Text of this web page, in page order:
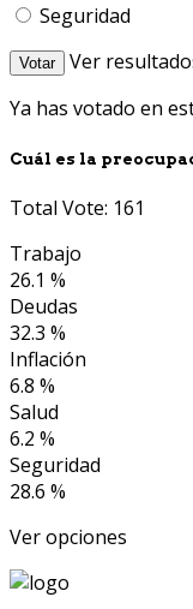
Seguridad
Votar
Ver
Ya has votado en
Cuál es la
Total Vote: 161
Trabajo
26.1 %
Deudas
32.3 %
Inflación
6.8 %
Salud
6.2 %
Seguridad
28.6 %
Ver opciones